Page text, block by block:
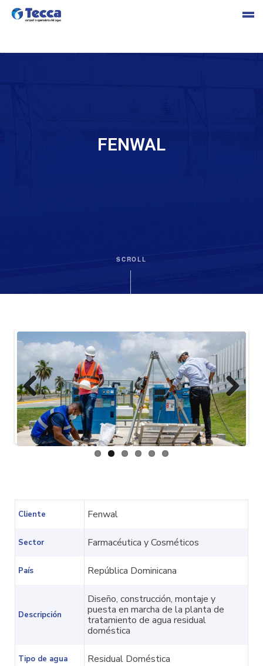
FENWAL
SCROLL
Previ
ous
Next
Cliente Fenwal
Sector Farmacéutica y Cosméticos
País República Dominicana
Descripción
Diseño, construcción, montaje y
puesta en marcha de la planta de
tratamiento de agua residual
doméstica
Tipo de agua Residual Doméstica